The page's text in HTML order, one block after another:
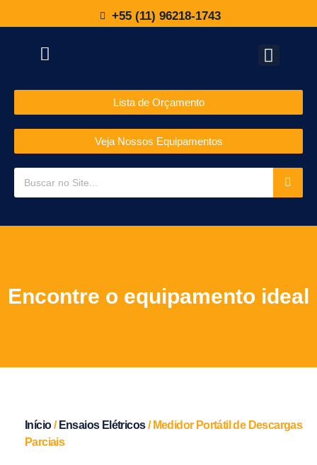
+55 (11) 96218-1743
Lista de Orçamento
Veja Nossos Equipamentos
Encontre o equipamento ideal
Início/ Ensaios Elétricos/ Medidor Portátil de Descargas
Parciais